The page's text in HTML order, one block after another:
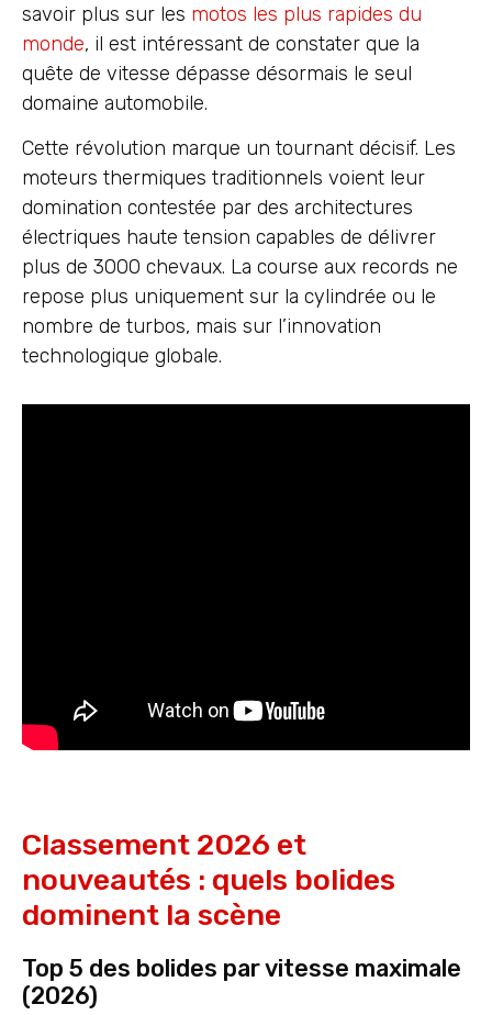
savoir plus sur les motos les plus rapides du
monde, il est intéressant de constater que la
quête de vitesse dépasse désormais le seul
domaine automobile.
Cette révolution marque un tournant décisif. Les
moteurs thermiques traditionnels voient leur
domination contestée par des architectures
électriques haute tension capables de délivrer
plus de 3000 chevaux. La course aux records ne
repose plus uniquement sur la cylindrée ou le
nombre de turbos, mais sur l’innovation
technologique globale.
Classement 2026 et
nouveautés : quels bolides
dominent la scène
Top 5 des bolides par vitesse maximale
(2026)